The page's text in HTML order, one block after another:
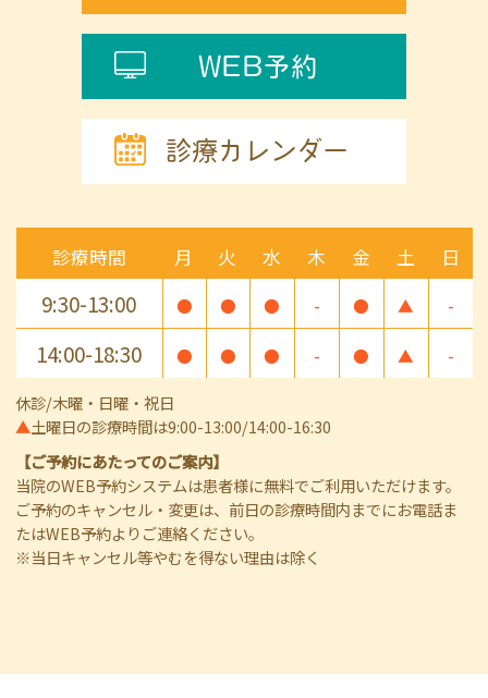
WEB予約
診療カレンダー
診療時間 月 火 水 木 金 土 日
9:30-13:00 ● ● ● - ● ▲ -
14:00-18:30 ● ● ● - ● ▲ -
休診/木曜・日曜・祝日
▲土曜日の診療時間は9:00-13:00/14:00-16:30
【ご予約にあたってのご案内】
当院のWEB予約システムは患者様に無料でご利用いただけます。
ご予約のキャンセル・変更は、前日の診療時間内までにお電話ま
たはWEB予約よりご連絡ください。
※当日キャンセル等やむを得ない理由は除く